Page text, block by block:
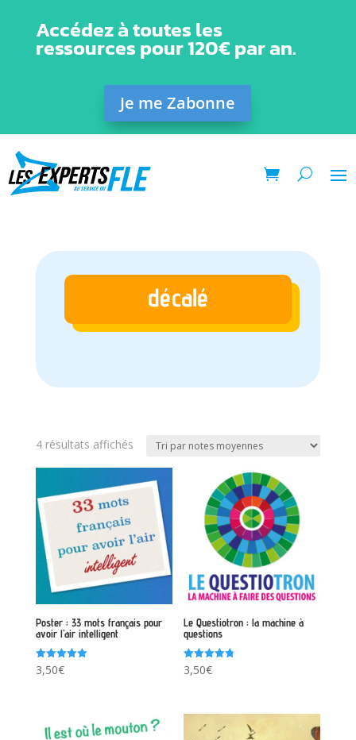
Accédez à toutes les
ressources pour 120€ par an.
Je me Zabonne
décalé
4 résultats affichésTrié
note
moyenne
Poster : 33 mots français pour
avoir l’air intelligent
Note
5.00
3,50€
Le Questiotron : la machine à
questions
Note
4.75
3,50€